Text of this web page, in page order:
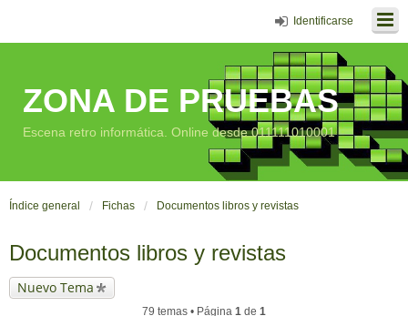
Identificarse
ZONA DE PRUEBAS
Escena retro informática. Online desde 011111010001
Índice general Fichas Documentos libros y revistas
Documentos libros y revistas
Nuevo Tema
79 temas • Página 1 de 1